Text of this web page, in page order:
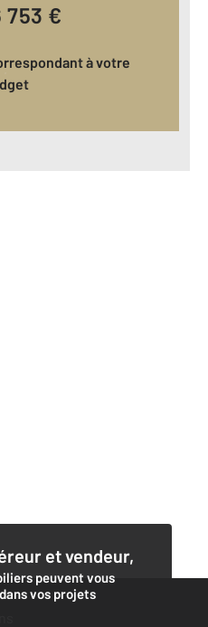
753 €
et vendeur,
peuvent vous
vos projets